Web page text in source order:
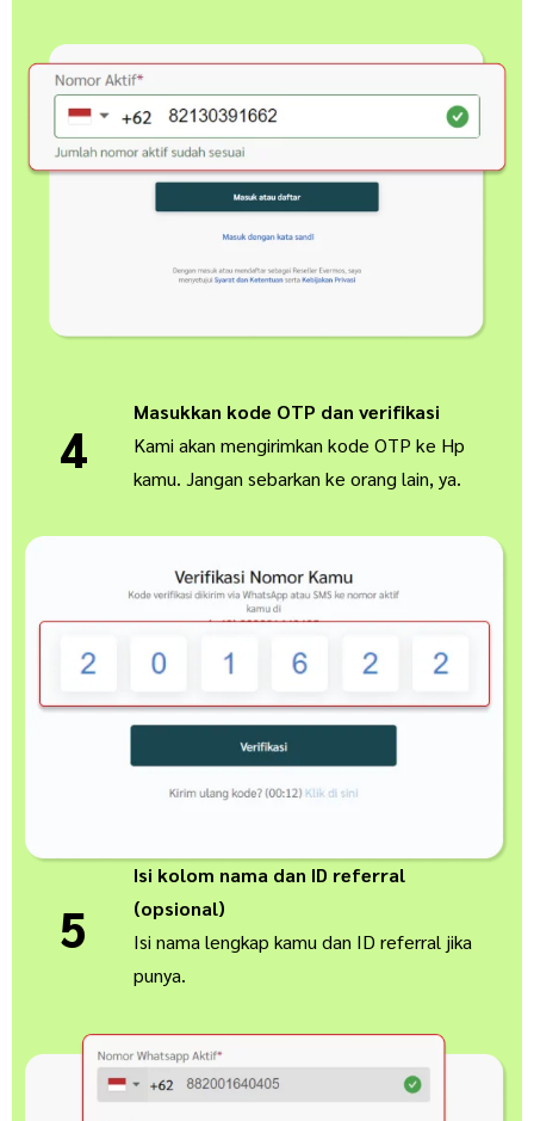
4
Masukkan kode OTP dan verifikasi
Kami akan mengirimkan kode OTP ke Hp
kamu. Jangan sebarkan ke orang lain, ya.
5
Isi kolom nama dan ID referral
(opsional)
Isi nama lengkap kamu dan ID referral jika
punya.